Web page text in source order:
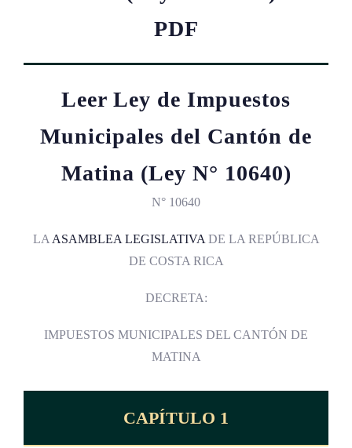
PDF
Leer Ley de Impuestos
Municipales del Cantón de
Matina (Ley N° 10640)
N° 10640
LA ASAMBLEA LEGISLATIVA DE LA REPÚBLICA
DE COSTA RICA
DECRETA:
IMPUESTOS MUNICIPALES DEL CANTÓN DE
MATINA
CAPÍTULO 1